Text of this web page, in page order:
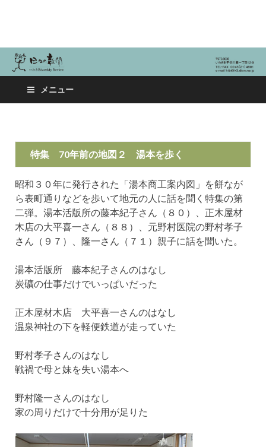
日々の新聞
メニュー
特集 70年前の地図２ 湯本を歩く
昭和３０年に発行された「湯本商工案内図」を餅なが
ら表町通りなどを歩いて地元の人に話を聞く特集の第
二弾。湯本活版所の藤本紀子さん（８０）、正木屋材
木店の大平喜一さん（８８）、元野村医院の野村孝子
さん（９７）、隆一さん（７１）親子に話を聞いた。
湯本活版所 藤本紀子さんのはなし
炭礦の仕事だけでいっぱいだった
正木屋材木店 大平喜一さんのはなし
温泉神社の下を軽便鉄道が走っていた
野村孝子さんのはなし
戦禍で母と妹を失い湯本へ
野村隆一さんのはなし
家の周りだけで十分用が足りた